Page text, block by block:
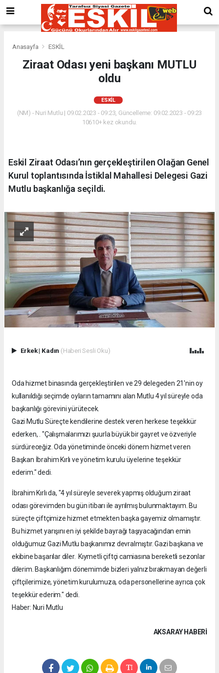
Anasayfa ESKİL
Ziraat Odası yeni başkanı MUTLU
oldu
ESKİL
(NM) - Nuri Mutlu | 09.02.2023 - 09:23, Güncelleme: 09.02.2023 - 09:23
10610+ kez okundu.
Eskil Ziraat Odası’nın gerçekleştirilen Olağan Genel
Kurul toplantısında İstiklal Mahallesi Delegesi Gazi
Mutlu başkanlığa seçildi.
Erkek| Kadın (Haberi Sesli Oku)
Oda hizmet binasında gerçekleştirilen ve 29 delegeden 21'nin oy
kullanıldığı seçimde oyların tamamını alan Mutlu 4 yıl süreyle oda
başkanlığı görevini yürütecek.
Gazi Mutlu Süreçte kendilerine destek veren herkese teşekkür
ederken, . "Çalışmalarımızı şuurla büyük bir gayret ve özveriyle
sürdüreceğiz. Oda yönetiminde önceki dönem hizmet veren
Başkan İbrahim Kırlı ve yönetim kurulu üyelerine teşekkür
ederim." dedi.
İbrahim Kırlı da, "4 yıl süreyle severek yapmış olduğum ziraat
odası görevimden bu gün itibarı ile ayrılmış bulunmaktayım. Bu
süreçte çiftçimize hizmet etmekten başka gayemiz olmamıştır.
Bu hizmet yarışını en iyi şekilde bayrağı taşıyacağından emin
olduğumuz Gazi Mutlu başkanımız devralmıştır. Gazi başkana ve
ekibine başarılar diler. Kıymetli çiftçi camiasına bereketli sezonlar
dilerim. Başkanlığım dönemimde bizleri yalnız bırakmayan değerli
çiftçilerimize, yönetim kurulumuza, oda personellerine ayrıca çok
teşekkür ederim." dedi.
Haber: Nuri Mutlu
AKSARAY HABERİ